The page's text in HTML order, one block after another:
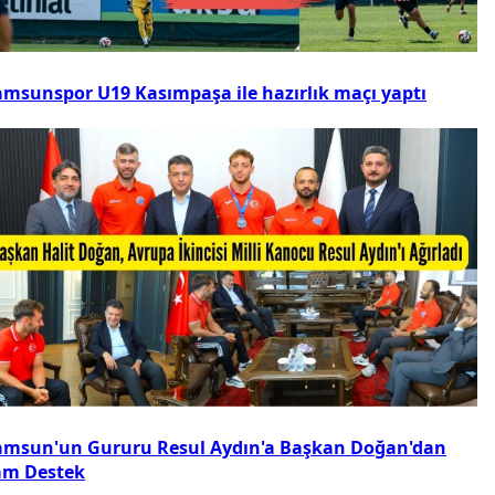
U19 Kasımpaşa ile hazırlık maçı yaptı
Gururu Resul Aydın'a Başkan Doğan'dan
Destek